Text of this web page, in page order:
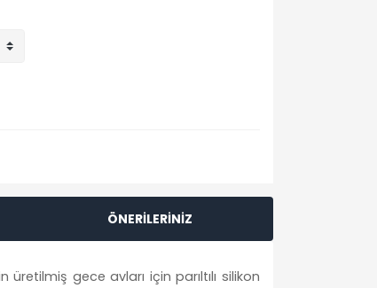
ÖNERİLERİNİZ
gece avları için parıltılı silikon